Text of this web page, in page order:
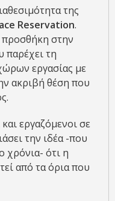
της
Reservation.
προσθήκη στην
τη
εργασίας με
ακριβή θέση που
εργαζόμενοι σε
την ιδέα -που
χρόνια- ότι η
από τα όρια που